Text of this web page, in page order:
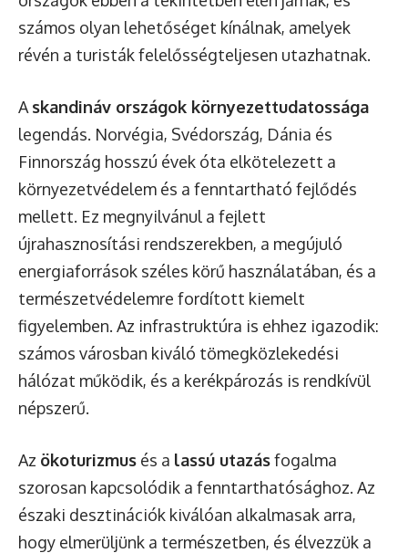
számos olyan lehetőséget kínálnak, amelyek
révén a turisták felelősségteljesen utazhatnak.
A skandináv országok környezettudatossága
legendás. Norvégia, Svédország, Dánia és
Finnország hosszú évek óta elkötelezett a
környezetvédelem és a fenntartható fejlődés
mellett. Ez megnyilvánul a fejlett
újrahasznosítási rendszerekben, a megújuló
energiaforrások széles körű használatában, és a
természetvédelemre fordított kiemelt
figyelemben. Az infrastruktúra is ehhez igazodik:
számos városban kiváló tömegközlekedési
hálózat működik, és a kerékpározás is rendkívül
népszerű.
Az ökoturizmus és a lassú utazásfogalma
szorosan kapcsolódik a fenntarthatósághoz. Az
északi desztinációk kiválóan alkalmasak arra,
hogy elmerüljünk a természetben, és élvezzük a